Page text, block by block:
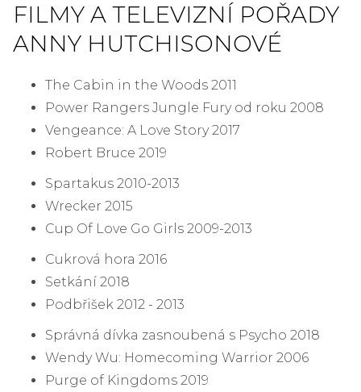
FILMY A TELEVIZNÍ POŘADY
ANNY HUTCHISONOVÉ
The Cabin in the Woods 2011
Power Rangers Jungle Fury od roku 2008
Vengeance: A Love Story 2017
Robert Bruce 2019
Spartakus 2010-2013
Wrecker 2015
Cup Of Love Go Girls 2009-2013
Cukrová hora 2016
Setkání 2018
Podbřišek 2012 - 2013
Správná dívka zasnoubená s Psycho 2018
Wendy Wu: Homecoming Warrior 2006
Purge of Kingdoms 2019